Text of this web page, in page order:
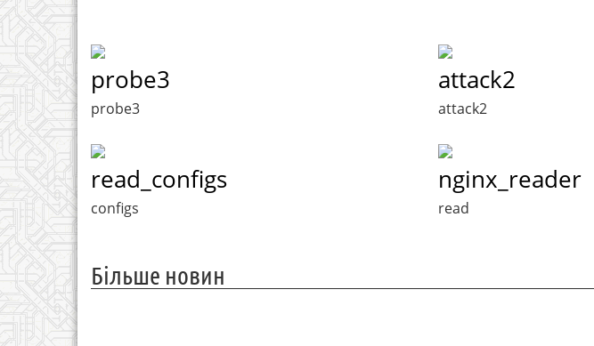
probe3
probe3
attack2
attack2
read_configs
configs
nginx_reader
read
Більше новин